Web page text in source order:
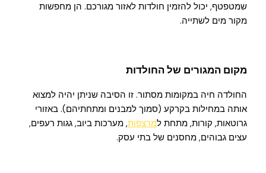
שמטפטף, יכול להזמין חולדות לאזור מגורכם. הן מחפשות
מקור מים לשתייה.
מקום המגורים של החולדות
החולדה חיה במקומות מסתור. זו הסיבה שניתן יהיה למצוא
אותה במחילות בקרקע (סמוך למבנים ומתחתיהם). באזורי
גרוטאות, קורות, מתחת למרצפות, מערכות ביוב, גגות רעפים,
עצים גבוהים, מחסנים של בתי עסק.